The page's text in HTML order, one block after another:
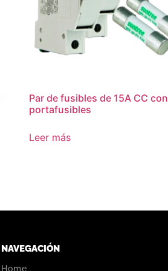
Par de fusibles de 15A CC con
portafusibles
Leer más
NAVEGACIÓN
Home